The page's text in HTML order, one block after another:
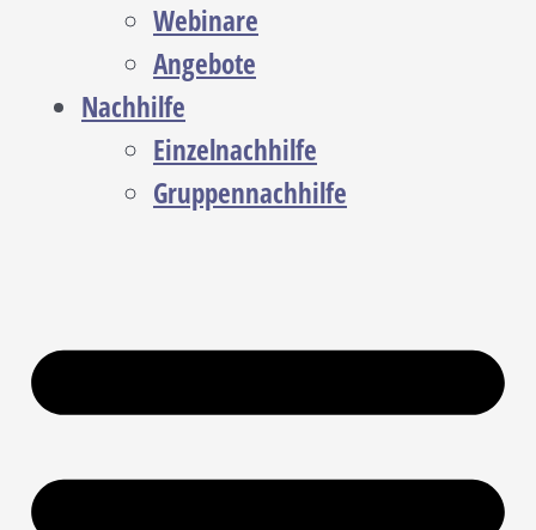
Webinare
Angebote
Nachhilfe
Einzelnachhilfe
Gruppennachhilfe